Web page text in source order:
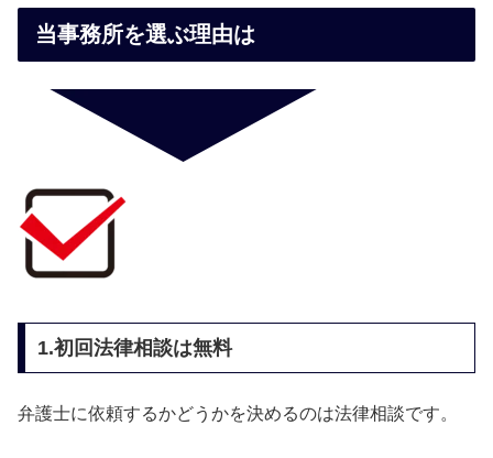
当事務所を選ぶ理由は
1.初回法律相談は無料
弁護士に依頼するかどうかを決めるのは法律相談です。